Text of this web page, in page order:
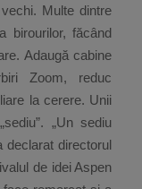
Multe dintre
birourilor, făcând
Adaugă cabine
Zoom, reduc
la cerere. Unii
„Un sediu
declarat directorul
de idei Aspen